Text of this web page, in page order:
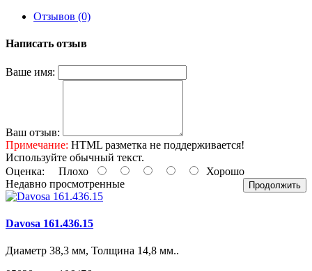
Отзывов (0)
Написать отзыв
Ваше имя:
Ваш отзыв:
Примечание: HTML разметка не поддерживается!
Используйте обычный текст.
Оценка: Плохо Хорошо
Продолжить
Недавно просмотренные
Davosa 161.436.15
Диаметр 38,3 мм, Толщина 14,8 мм..